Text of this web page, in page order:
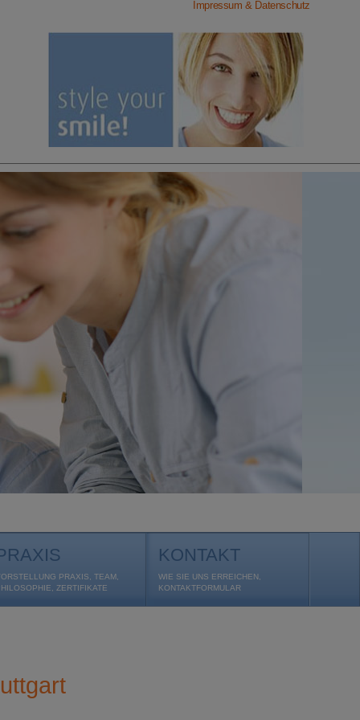
Impressum & Datenschutz
PRAXIS, TEAM,
ZERTIFIKATE
KONTAKT
WIE SIE UNS ERREICHEN,
KONTAKTFORMULAR